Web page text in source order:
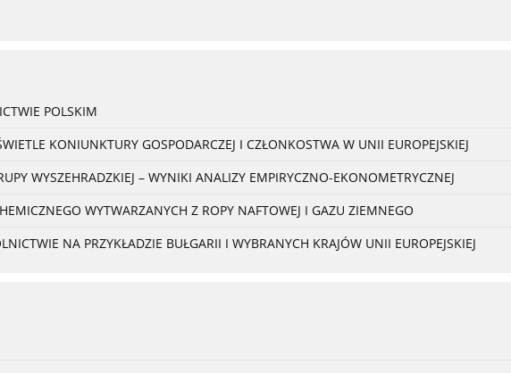
POLSKIM
KONIUNKTURY GOSPODARCZEJ I CZŁONKOSTWA W UNII EUROPEJSKIEJ
WYSZEHRADZKIEJ – WYNIKI ANALIZY EMPIRYCZNO-EKONOMETRYCZNEJ
WYTWARZANYCH Z ROPY NAFTOWEJ I GAZU ZIEMNEGO
NA PRZYKŁADZIE BUŁGARII I WYBRANYCH KRAJÓW UNII EUROPEJSKIEJ